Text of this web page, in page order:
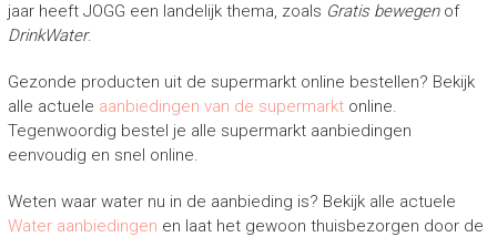
jaar heeft JOGG een landelijk thema, zoals Gratis bewegen of
DrinkWater.
Gezonde producten uit de supermarkt online bestellen? Bekijk
alle actuele aanbiedingen van de supermarktonline.
Tegenwoordig bestel je alle supermarkt aanbiedingen
eenvoudig en snel online.
Weten waar water nu in de aanbieding is? Bekijk alle actuele
Water aanbiedingen en laat het gewoon thuisbezorgen door de